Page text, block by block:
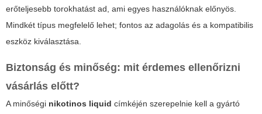
erőteljesebb torokhatást ad, ami egyes használóknak előnyös.
Mindkét típus megfelelő lehet; fontos az adagolás és a kompatibilis
eszköz kiválasztása.
Biztonság és minőség: mit érdemes ellenőrizni
vásárlás előtt?
A minőségi nikotinos liquid címkéjén szerepelnie kell a gyártó